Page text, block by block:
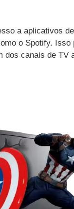
a aplicativos
o Spotify. Isso
dos canais de TV